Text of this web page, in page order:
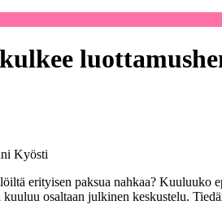
Kyösti
erityisen paksua nahkaa? Kuuluuko
osaltaan julkinen keskustelu.